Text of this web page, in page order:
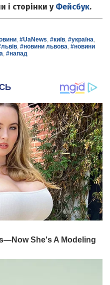
і сторінки у Фейсбук.
, #UaNews, #київ, #україна,
, #новини львова, #новини
, #напад